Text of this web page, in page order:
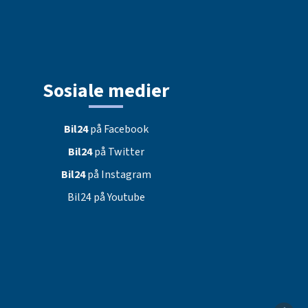
Sosiale medier
Bil24på Facebook
Bil24på Twitter
Bil24på Instagram
Bil24 på Youtube